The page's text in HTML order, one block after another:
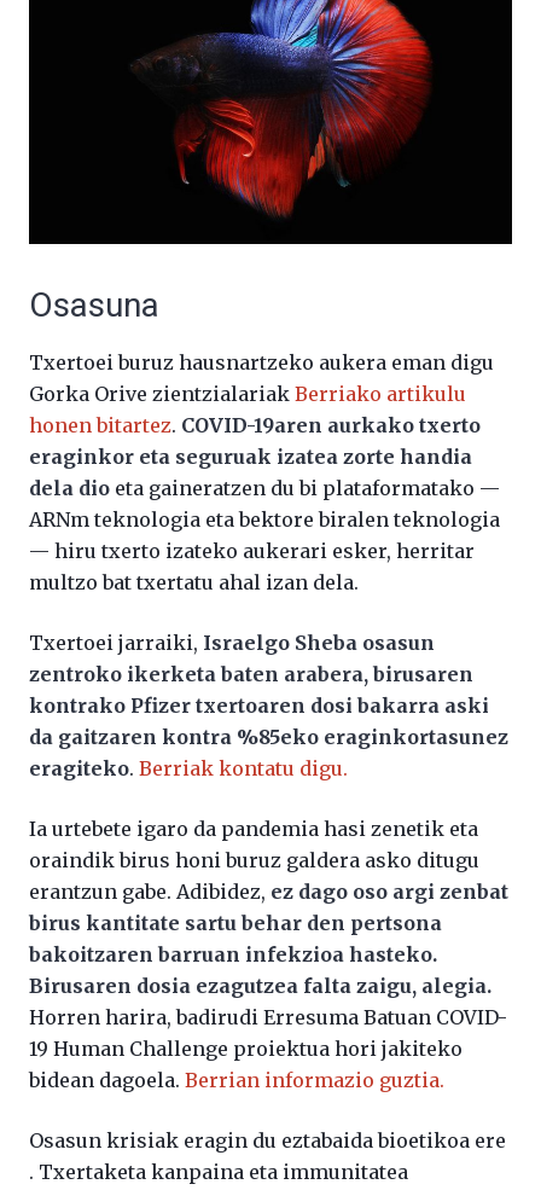
Osasuna
Txertoei buruz hausnartzeko aukera eman digu
Gorka Orive zientzialariak Berriako artikulu
honen bitartez. COVID-19aren aurkako txerto
eraginkor eta seguruak izatea zorte handia
dela dio eta gaineratzen du bi plataformatako —
ARNm teknologia eta bektore biralen teknologia
— hiru txerto izateko aukerari esker, herritar
multzo bat txertatu ahal izan dela.
Txertoei jarraiki, Israelgo Sheba osasun
zentroko ikerketa baten arabera, birusaren
kontrako Pfizer txertoaren dosi bakarra aski
da gaitzaren kontra %85eko eraginkortasunez
eragiteko. Berriak kontatu digu.
Ia urtebete igaro da pandemia hasi zenetik eta
oraindik birus honi buruz galdera asko ditugu
erantzun gabe. Adibidez, ez dago oso argi zenbat
birus kantitate sartu behar den pertsona
bakoitzaren barruan infekzioa hasteko.
Birusaren dosia ezagutzea falta zaigu, alegia.
Horren harira, badirudi Erresuma Batuan COVID-
19 Human Challenge proiektua hori jakiteko
bidean dagoela. Berrian informazio guztia.
Osasun krisiak eragin du eztabaida bioetikoa ere
. Txertaketa kanpaina eta immunitatea